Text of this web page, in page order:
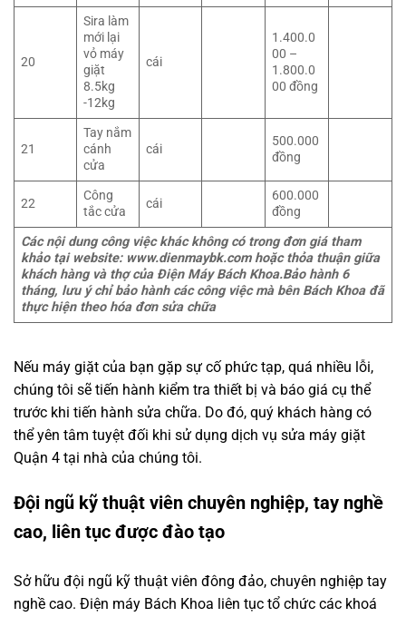
20
Sira làm
mới lại
vỏ máy
giặt
8.5kg
-12kg
cái
1.400.0
00 –
1.800.0
00 đồng
21
Tay nắm
cánh
cửa
cái
500.000
đồng
22
Công
tắc cửa
cái
600.000
đồng
Các nội dung công việc khác không có trong đơn giá tham
khảo tại website: www.dienmaybk.com hoặc thỏa thuận giữa
khách hàng và thợ của Điện Máy Bách Khoa.Bảo hành 6
tháng, lưu ý chỉ bảo hành các công việc mà bên Bách Khoa đã
thực hiện theo hóa đơn sửa chữa
Nếu máy giặt của bạn gặp sự cố phức tạp, quá nhiều lỗi,
chúng tôi sẽ tiến hành kiểm tra thiết bị và báo giá cụ thể
trước khi tiến hành sửa chữa. Do đó, quý khách hàng có
thể yên tâm tuyệt đối khi sử dụng dịch vụ sửa máy giặt
Quận 4 tại nhà của chúng tôi.
Đội ngũ kỹ thuật viên chuyên nghiệp, tay nghề
cao, liên tục được đào tạo
Sở hữu đội ngũ kỹ thuật viên đông đảo, chuyên nghiệp tay
nghề cao. Điện máy Bách Khoa liên tục tổ chức các khoá